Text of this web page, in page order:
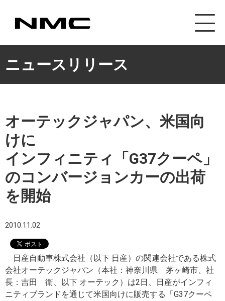
カスタマイズ事
ニュースリリース
オーテックジャパン、米国向
けに
インフィニティ「G37クーペ」
のコンバージョンカーの出荷
を開始
2010.11.02
日産自動車株式会社（以下 日産）の関連会社である株式
会社オーテックジャパン（本社：神奈川県 茅ヶ崎市、社
長：吉田 衛、以下 オーテック）は2日、日産がインフィ
ニティブランドを通じて米国向けに販売する「G37クーペ